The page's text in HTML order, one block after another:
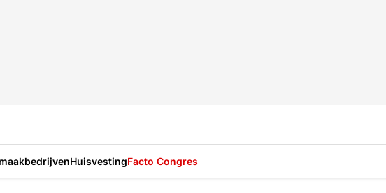
HuisvestingFacto Congres